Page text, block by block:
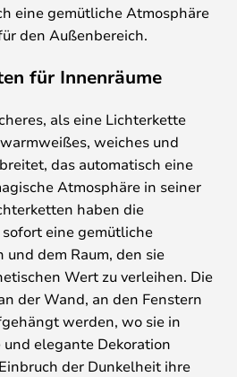
eine gemütliche Atmosphäre
den Außenbereich.
für Innenräume
als eine Lichterkette
weiches und
das automatisch eine
Atmosphäre in seiner
haben die
eine gemütliche
und dem Raum, den sie
Wert zu verleihen. Die
der Wand, an den Fenstern
werden, wo sie in
elegante Dekoration
der Dunkelheit ihre